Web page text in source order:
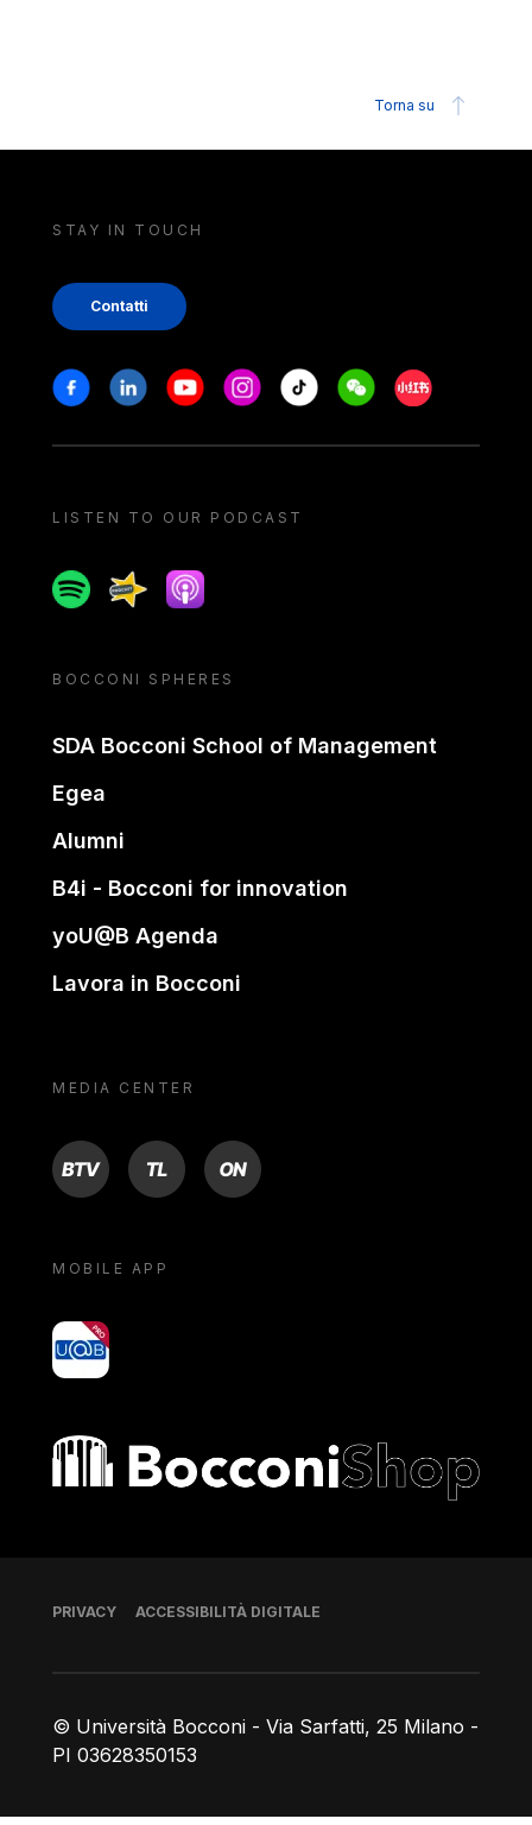
Torna su
STAY IN TOUCH
Contatti
Stay in touch
FacebookLinkedinYoutubeInstagram
Tiktok WeechatXiaohongshu/
LISTEN TO OUR PODCAST
SpotifySpreakerApple podcast
BOCCONI SPHERES
SDA Bocconi School of Management
Egea
Alumni
B4i - Bocconi for innovation
yoU@B Agenda
Lavora in Bocconi
MEDIA CENTER
BTV TL ON
MOBILE APP
yoU@B
Bocconi shop
© Università Bocconi - Via Sarfatti, 25 Milano -
PI 03628350153
Piè di pagina
PRIVACY ACCESSIBILITÀ DIGITALE